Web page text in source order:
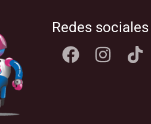
Redes sociales